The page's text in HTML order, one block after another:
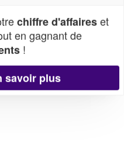
chiffre d'affaireset
en gagnant de
!
savoir plus